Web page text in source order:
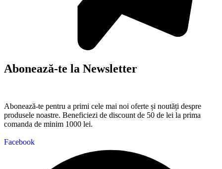
Abonează-te la Newsletter
Abonează-te pentru a primi cele mai noi oferte și noutăți despre
produsele noastre. Beneficiezi de discount de 50 de lei la prima
comanda de minim 1000 lei.
Facebook